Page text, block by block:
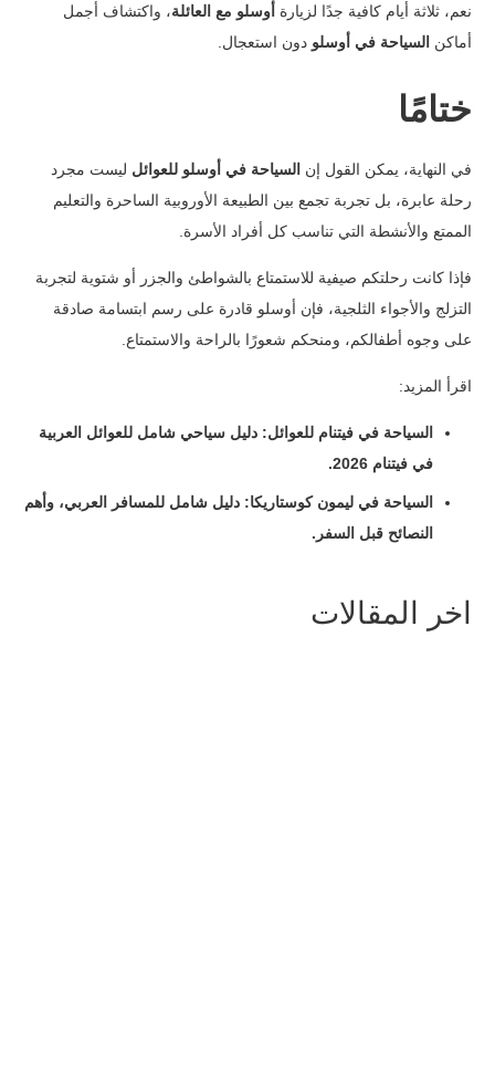
نعم، ثلاثة أيام كافية جدًا لزيارة أوسلو مع العائلة، واكتشاف أجمل
أماكن السياحة في أوسلو دون استعجال.
ختامًا
في النهاية، يمكن القول إن السياحة في أوسلو للعوائل ليست مجرد
رحلة عابرة، بل تجربة تجمع بين الطبيعة الأوروبية الساحرة والتعليم
الممتع والأنشطة التي تناسب كل أفراد الأسرة.
فإذا كانت رحلتكم صيفية للاستمتاع بالشواطئ والجزر أو شتوية لتجربة
التزلج والأجواء الثلجية، فإن أوسلو قادرة على رسم ابتسامة صادقة
على وجوه أطفالكم، ومنحكم شعورًا بالراحة والاستمتاع.
اقرأ المزيد:
السياحة في فيتنام للعوائل: دليل سياحي شامل للعوائل العربية
في فيتنام 2026
.
السياحة في ليمون كوستاريكا: دليل شامل للمسافر العربي، وأهم
النصائح قبل السفر .
اخر المقالات